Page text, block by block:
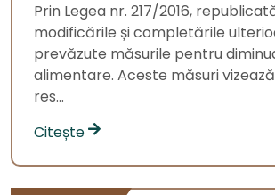
Prin Legea nr. 217/2016,
modificările și completările
prevăzute măsurile pentru
alimentare. Aceste măsuri
res...
Citește